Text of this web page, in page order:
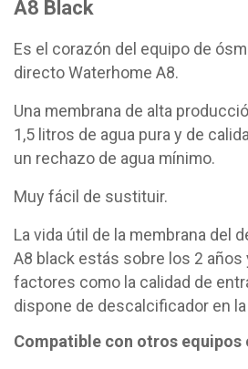
A8 Black
Es el corazón del equipo de
directo Waterhome A8.
Una membrana de alta
1,5 litros de agua pura y de
un rechazo de agua mínimo.
Muy fácil de sustituir.
La vida útil de la membrana del
A8 black estás sobre los 2
factores como la calidad de
dispone de descalcificador en
Compatible con otros equipos